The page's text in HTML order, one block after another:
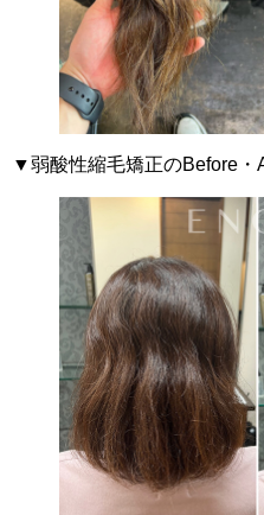
▼弱酸性縮毛矯正のBefore・